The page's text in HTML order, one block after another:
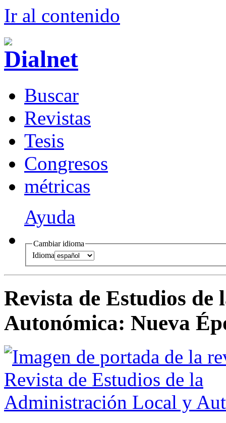
Ir al contenido
Buscar
Revistas
Tesis
Congresos
métricas
Ayuda
Cambiar idioma
Idioma
Revista de Estudios
Autonómica: Nueva